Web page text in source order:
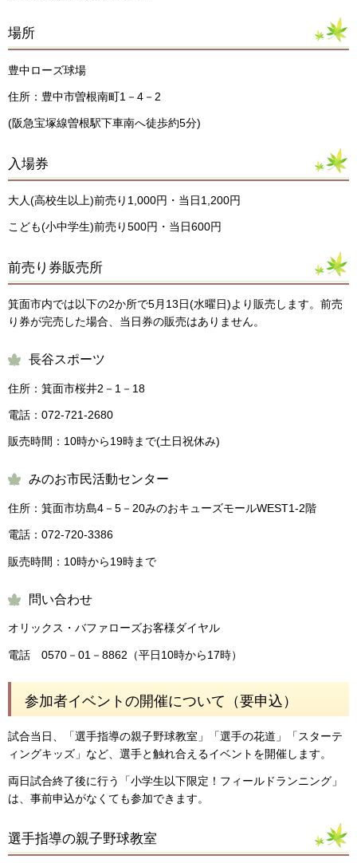
場所
豊中ローズ球場
住所：豊中市曽根南町1－4－2
(阪急宝塚線曽根駅下車南へ徒歩約5分)
入場券
大人(高校生以上)前売り1,000円・当日1,200円
こども(小中学生)前売り500円・当日600円
前売り券販売所
箕面市内では以下の2か所で5月13日(水曜日)より販売します。前売
り券が完売した場合、当日券の販売はありません。
長谷スポーツ
住所：箕面市桜井2－1－18
電話：072-721-2680
販売時間：10時から19時まで(土日祝休み)
みのお市民活動センター
住所：箕面市坊島4－5－20みのおキューズモールWEST1-2階
電話：072-720-3386
販売時間：10時から19時まで
問い合わせ
オリックス・バファローズお客様ダイヤル
電話 0570－01－8862（平日10時から17時）
参加者イベントの開催について（要申込）
試合当日、「選手指導の親子野球教室」「選手の花道」「スターテ
ィングキッズ」など、選手と触れ合えるイベントを開催します。
両日試合終了後に行う「小学生以下限定！フィールドランニング」
は、事前申込がなくても参加できます。
選手指導の親子野球教室